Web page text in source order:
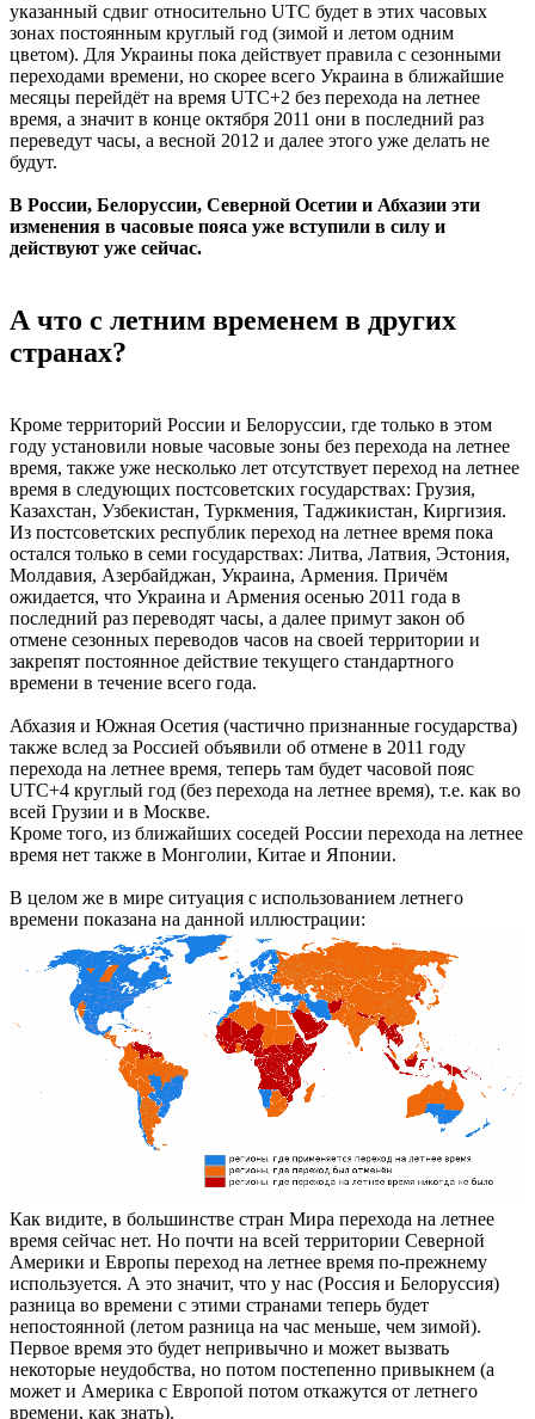
указанный сдвиг относительно UTC будет в этих часовых
зонах постоянным круглый год (зимой и летом одним
цветом). Для Украины пока действует правила с сезонными
переходами времени, но скорее всего Украина в ближайшие
месяцы перейдёт на время UTC+2 без перехода на летнее
время, а значит в конце октября 2011 они в последний раз
переведут часы, а весной 2012 и далее этого уже делать не
будут.
В России, Белоруссии, Северной Осетии и Абхазии эти
изменения в часовые пояса уже вступили в силу и
действуют уже сейчас.
А что с летним временем в других
странах?
Кроме территорий России и Белоруссии, где только в этом
году установили новые часовые зоны без перехода на летнее
время, также уже несколько лет отсутствует переход на летнее
время в следующих постсоветских государствах: Грузия,
Казахстан, Узбекистан, Туркмения, Таджикистан, Киргизия.
Из постсоветских республик переход на летнее время пока
остался только в семи государствах: Литва, Латвия, Эстония,
Молдавия, Азербайджан, Украина, Армения. Причём
ожидается, что Украина и Армения осенью 2011 года в
последний раз переводят часы, а далее примут закон об
отмене сезонных переводов часов на своей территории и
закрепят постоянное действие текущего стандартного
времени в течение всего года.
Абхазия и Южная Осетия (частично признанные государства)
также вслед за Россией объявили об отмене в 2011 году
перехода на летнее время, теперь там будет часовой пояс
UTC+4 круглый год (без перехода на летнее время), т.е. как во
всей Грузии и в Москве.
Кроме того, из ближайших соседей России перехода на летнее
время нет также в Монголии, Китае и Японии.
В целом же в мире ситуация с использованием летнего
времени показана на данной иллюстрации:
Как видите, в большинстве стран Мира перехода на летнее
время сейчас нет. Но почти на всей территории Северной
Америки и Европы переход на летнее время по-прежнему
используется. А это значит, что у нас (Россия и Белоруссия)
разница во времени с этими странами теперь будет
непостоянной (летом разница на час меньше, чем зимой).
Первое время это будет непривычно и может вызвать
некоторые неудобства, но потом постепенно привыкнем (а
может и Америка с Европой потом откажутся от летнего
времени, как знать).